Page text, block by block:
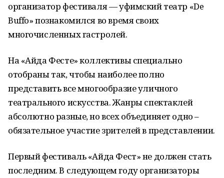
организатор фестиваля — уфимский театр «De
Buffo» познакомился во время своих
многочисленных гастролей.
На «Айда Фесте» коллективы специально
отобраны так, чтобы наиболее полно
представить все многообразие уличного
театрального искусства. Жанры спектаклей
абсолютно разные, но всех объединяет одно –
обязательное участие зрителей в представлении.
Первый фестиваль «Айда Фест» не должен стать
последним. В следующем году организаторы